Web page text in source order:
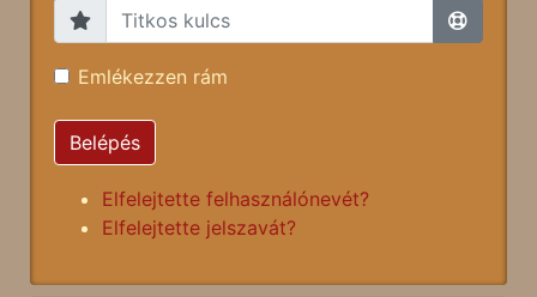
Emlékezzen rám
Belépés
Elfelejtette felhasználónevét?
Elfelejtette jelszavát?